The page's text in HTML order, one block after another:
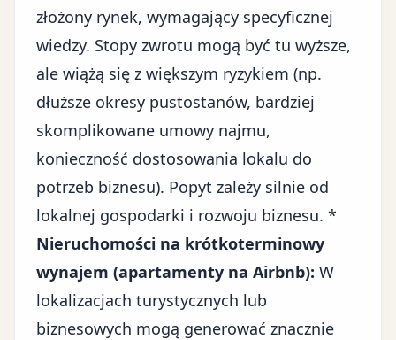
złożony rynek, wymagający specyficznej
wiedzy. Stopy zwrotu mogą być tu wyższe,
ale wiążą się z większym ryzykiem (np.
dłuższe okresy pustostanów, bardziej
skomplikowane umowy najmu,
konieczność dostosowania lokalu do
potrzeb biznesu). Popyt zależy silnie od
lokalnej gospodarki i rozwoju biznesu. *
Nieruchomości na krótkoterminowy
wynajem (apartamenty na Airbnb): W
lokalizacjach turystycznych lub
biznesowych mogą generować znacznie